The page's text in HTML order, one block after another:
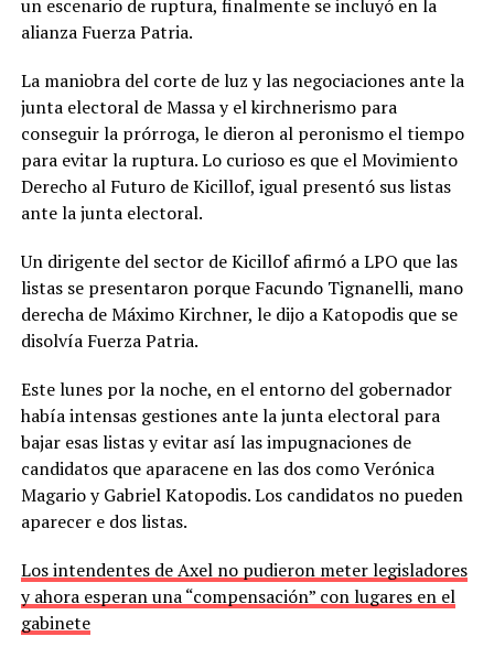
un escenario de ruptura, finalmente se incluyó en la
alianza Fuerza Patria.
La maniobra del corte de luz y las negociaciones ante la
junta electoral de Massa y el kirchnerismo para
conseguir la prórroga, le dieron al peronismo el tiempo
para evitar la ruptura. Lo curioso es que el Movimiento
Derecho al Futuro de Kicillof, igual presentó sus listas
ante la junta electoral.
Un dirigente del sector de Kicillof afirmó a LPO que las
listas se presentaron porque Facundo Tignanelli, mano
derecha de Máximo Kirchner, le dijo a Katopodis que se
disolvía Fuerza Patria.
Este lunes por la noche, en el entorno del gobernador
había intensas gestiones ante la junta electoral para
bajar esas listas y evitar así las impugnaciones de
candidatos que aparacene en las dos como Verónica
Magario y Gabriel Katopodis. Los candidatos no pueden
aparecer e dos listas.
Los intendentes de Axel no pudieron meter legisladores
y ahora esperan una “compensación” con lugares en el
gabinete